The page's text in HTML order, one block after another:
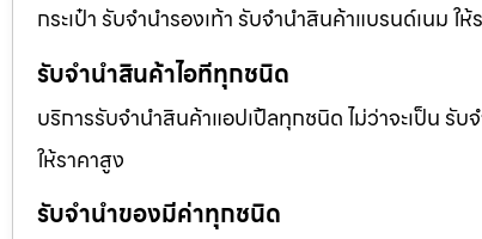
กระเป๋า รับจำนำรองเท้า รับจำนำสินค้าแบรนด์เนม ใ
รับจำนำสินค้าไอทีทุกชนิด
บริการรับจำนำสินค้าแอปเปิ้ลทุกชนิด ไม่ว่าจะเป็น รั
ให้ราคาสูง
รับจำนำของมีค่าทุกชนิด